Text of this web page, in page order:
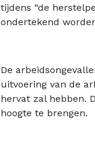
tijdens “de
ondertekend
De
uitvoering van de
hervat zal hebben.
hoogte te brengen.